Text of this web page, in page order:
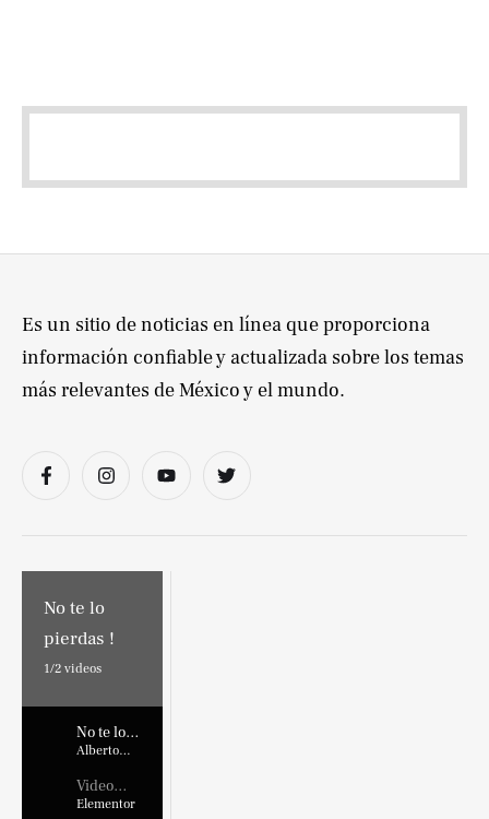
No te lo
pierdas !
1/2 videos
No te lo
pierdas !
Alberto
Video
Placehold
Elementor
Es un sitio de noticias en línea que proporciona
información confiable y actualizada sobre los temas
más relevantes de México y el mundo.